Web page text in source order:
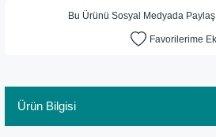
Bu Ürünü Sosyal Medyada Paylaş
Ürün Bilgisi